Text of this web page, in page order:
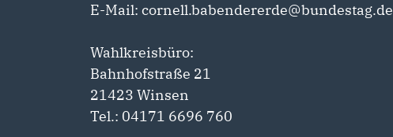
E-Mail: cornell.babendererde@bundestag.de
Wahlkreisbüro:
Bahnhofstraße 21
21423 Winsen
Tel.: 04171 6696 760